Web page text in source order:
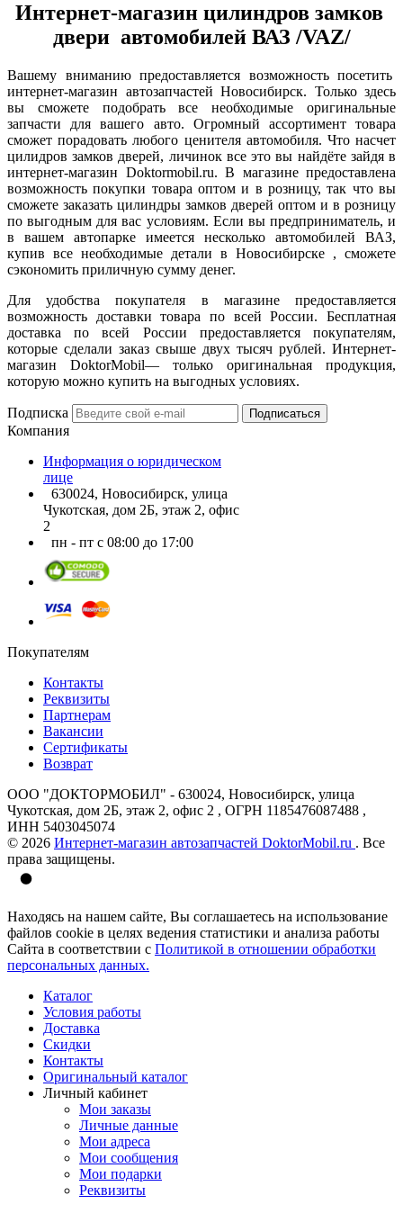
Интернет-магазин цилиндров замков
двери автомобилей ВАЗ /VAZ/
Вашему вниманию предоставляется возможность посетить
интернет-магазин автозапчастей Новосибирск. Только здесь
вы сможете подобрать все необходимые оригинальные
запчасти для вашего авто. Огромный ассортимент товара
сможет порадовать любого ценителя автомобиля. Что насчет
цилидров замков дверей, личинок все это вы найдёте зайдя в
интернет-магазин Doktormobil.ru. В магазине предоставлена
возможность покупки товара оптом и в розницу, так что вы
сможете заказать цилиндры замков дверей оптом и в розницу
по выгодным для вас условиям. Если вы предприниматель, и
в вашем автопарке имеется несколько автомобилей ВАЗ,
купив все необходимые детали в Новосибирске , сможете
сэкономить приличную сумму денег.
Для удобства покупателя в магазине предоставляется
возможность доставки товара по всей России. Бесплатная
доставка по всей России предоставляется покупателям,
которые сделали заказ свыше двух тысяч рублей. Интернет-
магазин DoktorMobil— только оригинальная продукция,
которую можно купить на выгодных условиях.
Подписка Подписаться
Компания
Информация о юридическом
лице
630024, Новосибирск, улица
Чукотская, дом 2Б, этаж 2, офис
2
пн - пт с 08:00 до 17:00
Покупателям
Контакты
Реквизиты
Партнерам
Вакансии
Сертификаты
Возврат
ООО "ДОКТОРМОБИЛ" - 630024, Новосибирск, улица
Чукотская, дом 2Б, этаж 2, офис 2 , ОГРН 1185476087488 ,
ИНН 5403045074
© 2026 Интернет-магазин автозапчастей DoktorMobil.ru . Все
права защищены.
Находясь на нашем сайте, Вы соглашаетесь на использование
файлов cookie в целях ведения статистики и анализа работы
Сайта в соответствии с Политикой в отношении обработки
персональных данных.
Каталог
Условия работы
Доставка
Скидки
Контакты
Оригинальный каталог
Личный кабинет
Мои заказы
Личные данные
Мои адреса
Мои сообщения
Мои подарки
Реквизиты